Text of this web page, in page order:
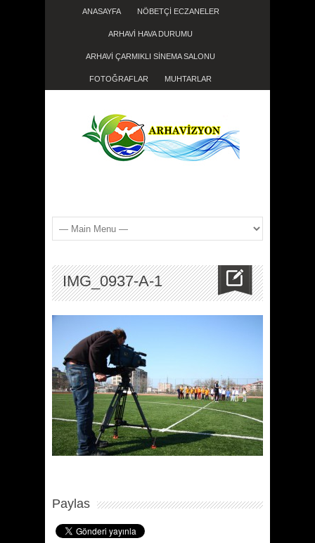
ANASAYFA NÖBETÇİ ECZANELER
ARHAVİ HAVA DURUMU
ARHAVİ ÇARMIKLI SİNEMA SALONU
FOTOĞRAFLAR MUHTARLAR
IMG_0937-A-1
Paylas